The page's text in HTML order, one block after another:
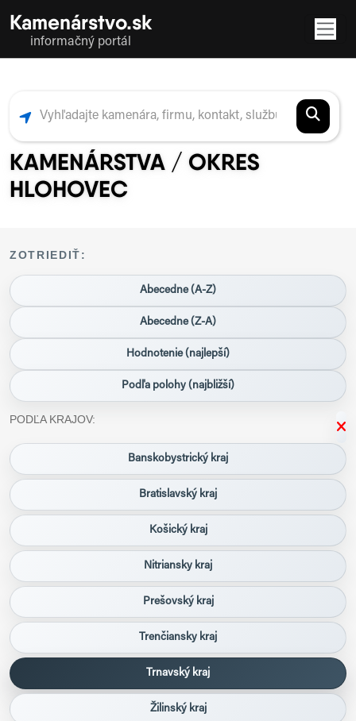
Kamenárstvo.sk
informačný portál
KAMENÁRSTVA / OKRES
HLOHOVEC
ZOTRIEDIŤ:
Abecedne (A-Z)
Abecedne (Z-A)
Hodnotenie (najlepší)
Podľa polohy (najbližší)
PODĽA KRAJOV:
Banskobystrický kraj
Bratislavský kraj
Košický kraj
Nitriansky kraj
Prešovský kraj
Trenčiansky kraj
Trnavský kraj
Žilinský kraj